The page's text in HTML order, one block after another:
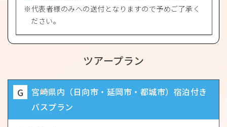
代表者様のみへの送付となりますので予めご了承く
ださい。
ツアープラン
G
宮崎県内（日向市・延岡市・都城市）宿泊付き
バスプラン